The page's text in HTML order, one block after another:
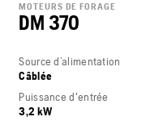
MOTEURS DE FORAGE
DM 370
Source d’alimentation
Câblée
Puissance d'entrée
3,2 kW